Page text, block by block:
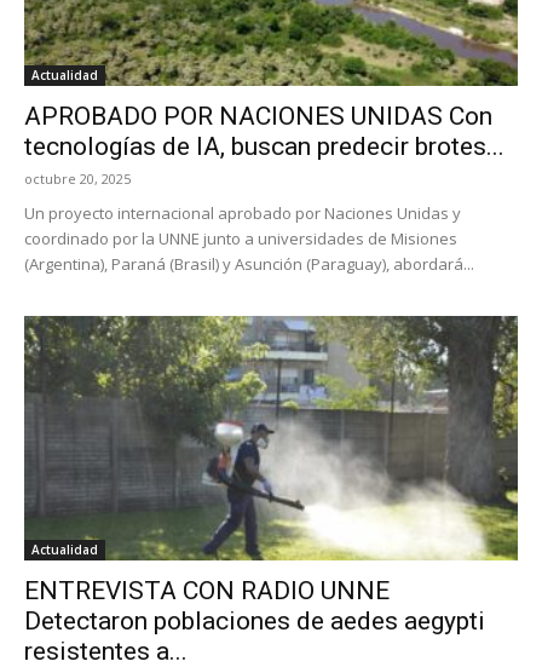
Actualidad
APROBADO POR NACIONES UNIDAS Con
tecnologías de IA, buscan predecir brotes...
octubre 20, 2025
Un proyecto internacional aprobado por Naciones Unidas y
coordinado por la UNNE junto a universidades de Misiones
(Argentina), Paraná (Brasil) y Asunción (Paraguay), abordará...
Actualidad
ENTREVISTA CON RADIO UNNE
Detectaron poblaciones de aedes aegypti
resistentes a...